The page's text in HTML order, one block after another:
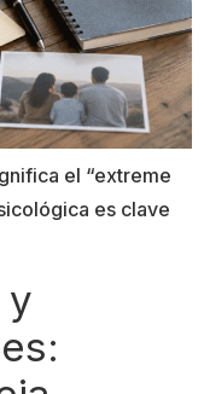
el “extreme
es clave
y